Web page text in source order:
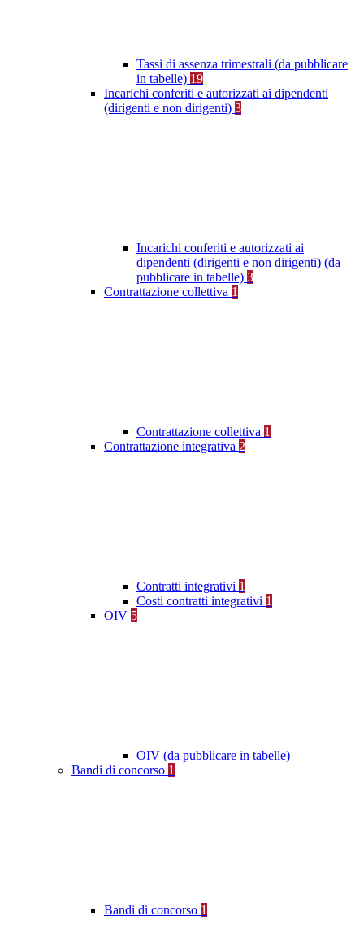
Tassi di assenza trimestrali (da pubblicare
in tabelle) 19
Incarichi conferiti e autorizzati ai dipendenti
(dirigenti e non dirigenti) 3
Incarichi conferiti e autorizzati ai
dipendenti (dirigenti e non dirigenti) (da
pubblicare in tabelle) 3
Contrattazione collettiva 1
Contrattazione collettiva 1
Contrattazione integrativa 2
Contratti integrativi 1
Costi contratti integrativi 1
OIV 5
OIV (da pubblicare in tabelle)
Bandi di concorso 1
Bandi di concorso 1